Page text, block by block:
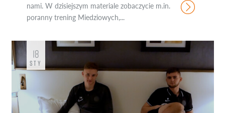
nami. W dzisiejszym materiale zobaczycie m.in.
poranny trening Miedziowych,...
18
STY